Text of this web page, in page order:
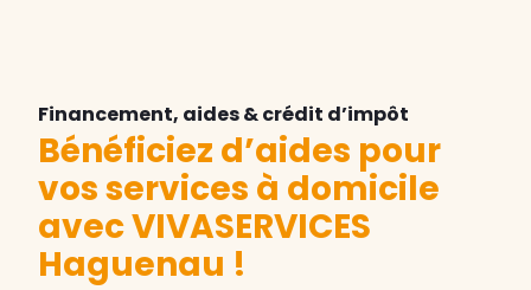
Financement, aides & crédit d’impôt
Bénéficiez d’aides pour
vos services à domicile
avec VIVASERVICES
Haguenau !